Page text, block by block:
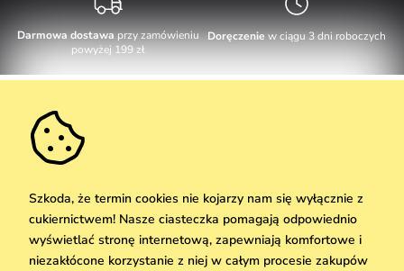
Darmowa dostawaprzy zamówieniu
powyżej 199 zł
Doręczeniew ciągu 3 dni roboczych
W dni robocze Pn-Pt: 8-17h
info@vuch.pl
+48 17 283 29 55
Informacje o zakupie
Kontakt
Najczęściej zadawane pytania
Materiały i pielęgnacja
Dostawa i płatność
O nas
Kariera
Karta podarunkowa
Nie możesz zaprzepaścić takiej okazji!
Nowości
Zniżki Okazja
Szkoda, że termin cookies nie kojarzy nam się wyłącznie z
cukiernictwem! Nasze ciasteczka pomagają odpowiednio
wyświetlać stronę internetową, zapewniają komfortowe i
niezakłócone korzystanie z niej w całym procesie zakupów